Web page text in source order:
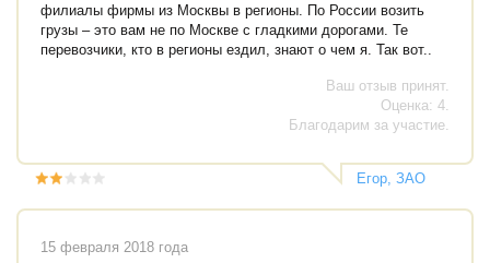
филиалы фирмы из Москвы в регионы. По России возить
грузы – это вам не по Москве с гладкими дорогами. Те
перевозчики, кто в регионы ездил, знают о чем я. Так вот..
Егор, ЗАО
Ваш отзыв принят.
Оценка: 4.
Благодарим за участие.
15 февраля 2018 года